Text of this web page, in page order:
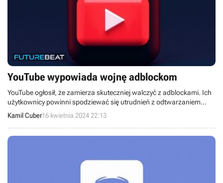
YouTube wypowiada wojnę adblockom
YouTube ogłosił, że zamierza skuteczniej walczyć z adblockami. Ich
użytkownicy powinni spodziewać się utrudnień z odtwarzaniem
filmów.
Kamil Cuber16 kwietnia 2024 22:13